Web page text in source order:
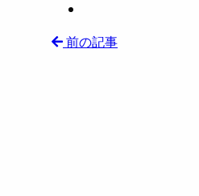
前の記事